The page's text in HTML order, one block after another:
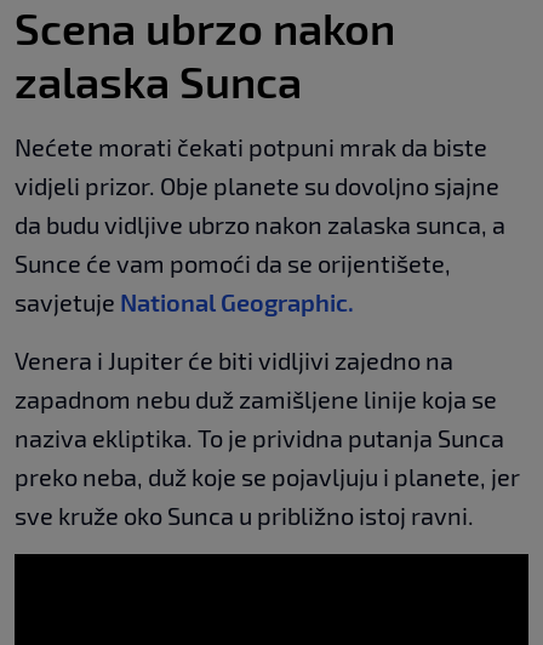
Scena ubrzo nakon
zalaska Sunca
Nećete morati čekati potpuni mrak da biste
vidjeli prizor. Obje planete su dovoljno sjajne
da budu vidljive ubrzo nakon zalaska sunca, a
Sunce će vam pomoći da se orijentišete,
savjetuje National Geographic.
Venera i Jupiter će biti vidljivi zajedno na
zapadnom nebu duž zamišljene linije koja se
naziva ekliptika. To je prividna putanja Sunca
preko neba, duž koje se pojavljuju i planete, jer
sve kruže oko Sunca u približno istoj ravni.